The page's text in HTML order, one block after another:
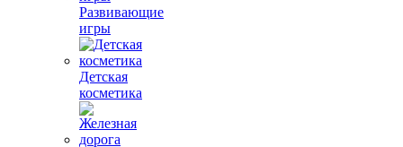
Развивающие
игры
Детская
косметика